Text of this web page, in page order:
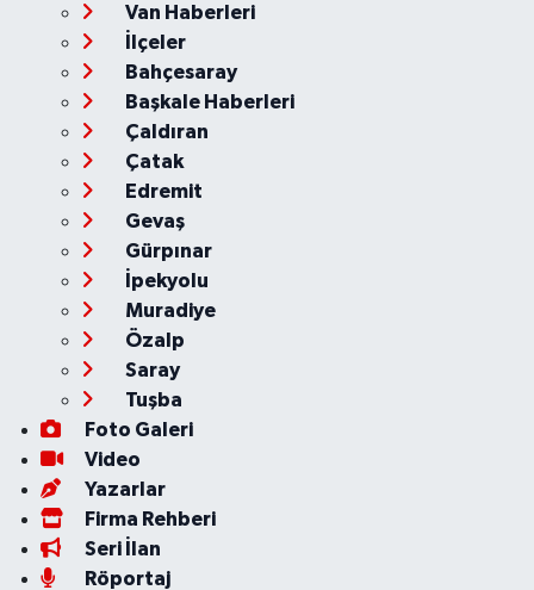
Van Haberleri
İlçeler
Bahçesaray
Başkale Haberleri
Çaldıran
Çatak
Edremit
Gevaş
Gürpınar
İpekyolu
Muradiye
Özalp
Saray
Tuşba
Foto Galeri
Video
Yazarlar
Firma Rehberi
Seri İlan
Röportaj